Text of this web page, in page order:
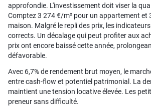
approfondie. L'investissement doit viser la
Comptez 3 274 €/m² pour un appartement et
maison. Malgré le repli des prix, les
corrects. Un décalage qui peut profiter aux
prix ont encore baissé cette année,
défavorable.
Avec 6,7% de rendement brut moyen, le
entre cash-flow et potentiel patrimonial. La
maintient une tension locative élevée. Les
preneur sans difficulté.